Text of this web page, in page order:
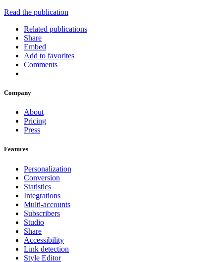
Read the publication
Related publications
Share
Embed
Add to favorites
Comments
Company
About
Pricing
Press
Features
Personalization
Conversion
Statistics
Integrations
Multi-accounts
Subscribers
Studio
Share
Accessibility
Link detection
Style Editor